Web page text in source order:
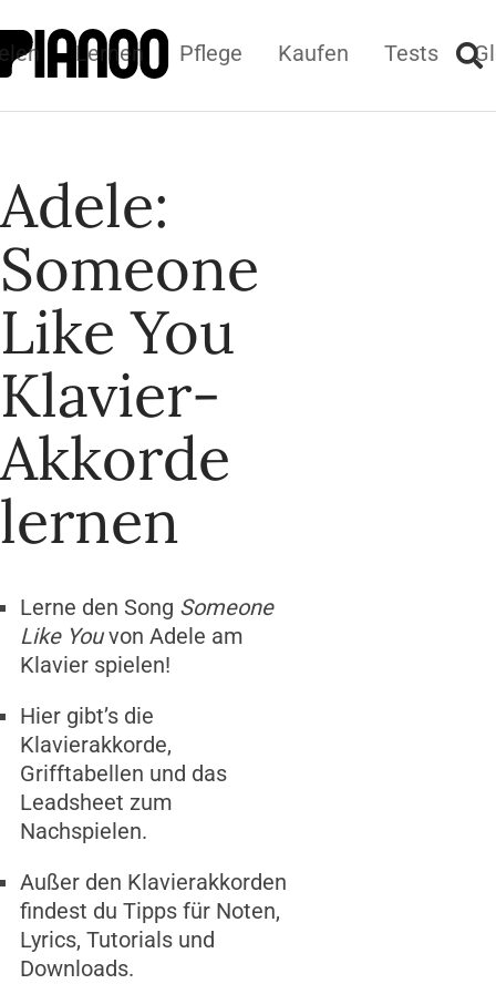
Lernen Pflege Kaufen Tests
Adele:
Someone
Like You
Klavier-
Akkorde
lernen
Lerne den Song Someone
Like Youvon Adele am
Klavier spielen!
Hier gibt’s die
Klavierakkorde,
Grifftabellen und das
Leadsheet zum
Nachspielen.
Außer den Klavierakkorden
findest du Tipps für Noten,
Lyrics, Tutorials und
Downloads.